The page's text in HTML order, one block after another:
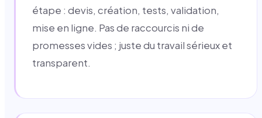
étape : devis, création, tests, validation,
mise en ligne. Pas de raccourcis ni de
promesses vides ; juste du travail sérieux et
transparent.